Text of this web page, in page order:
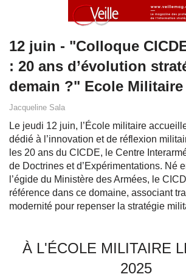
12 juin - "Colloque
: 20 ans d’évolution
demain ?" Ecole Militaire
Jacqueline Sala
Le jeudi 12 juin, l’École militaire
dédié à l’innovation et de réflexion
les 20 ans du CICDE, le Centre
de Doctrines et d’Expérimentations. Né
l’égide du Ministère des Armées, le
référence dans ce domaine, associant
modernité pour repenser la stratégie
À L'ÉCOLE MILITAIRE
2025